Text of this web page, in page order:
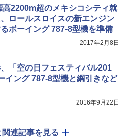
2200m超のメキシコシティ就
ロールスロイスの新エンジン
ボーイング 787-8型機を準備
2017年2月8日
「空の日フェスティバル201
イング 787-8型機と綱引きなど
2016年9月22日
関連記事を見る